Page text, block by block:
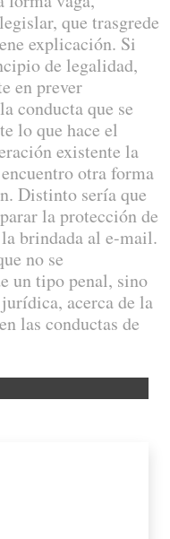
que trasgrede
explicación. Si
de legalidad,
en prever
conducta que se
lo que hace el
existente la
otra forma
Distinto sería que
la protección de
brindada al e-mail.
no se
un tipo penal, sino
acerca de la
las conductas de